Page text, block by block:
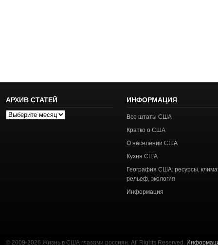
АРХИВ СТАТЕЙ
Архив
ИНФОРМАЦИЯ
Все штаты США
Кратко о США
О населении США
Кухня США
География США: ресурсы,
рельеф, экология
Информация
© 2009-2026 Жизнь в США глазами россиян. All Rights Reserved.